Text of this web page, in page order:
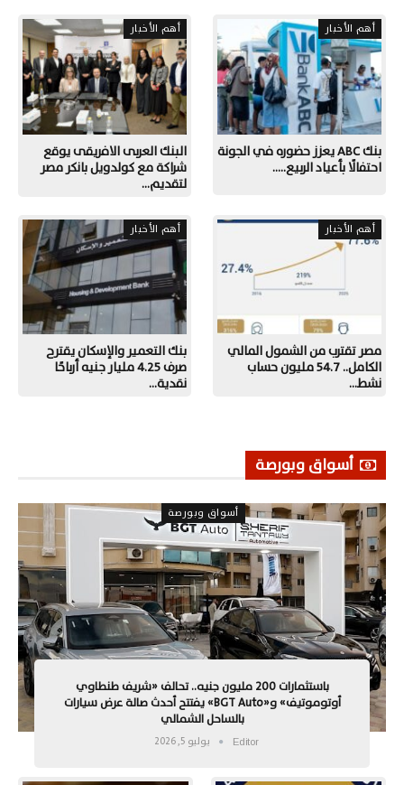
أهم الأخبار
بنك ABC يعزز حضوره في الجونة
احتفالًا بأعياد الربيع..…
أهم الأخبار
البنك العربى الافريقى يوقع
شراكة مع كولدويل بانكر مصر
لتقديم…
أهم الأخبار
مصر تقترب من الشمول المالي
الكامل.. 54.7 مليون حساب
نشط…
أهم الأخبار
بنك التعمير والإسكان يقترح
صرف 4.25 مليار جنيه أرباحًا
نقدية…
أسواق وبورصة
أسواق وبورصة
باستثمارات 200 مليون جنيه.. تحالف «شريف طنطاوي
أوتوموتيف» و«BGT Auto» يفتتح أحدث صالة عرض سيارات
بالساحل الشمالي
Editor يوليو 5, 2026